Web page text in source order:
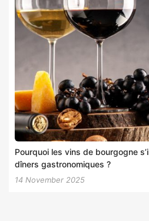
Pourquoi les vins de bourgogne
dîners gastronomiques ?
14 November 2025